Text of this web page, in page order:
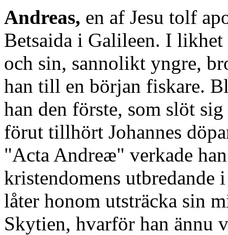
Andreas, en af Jesu tolf
Betsaida i Galileen. I
och sin, sannolikt yngre,
han till en början fiskare.
han den förste, som slöt
förut tillhört Johannes
"Acta Andreæ" verkade
kristendomens utbredande
låter honom utsträcka sin
Skytien, hvarför han ännu